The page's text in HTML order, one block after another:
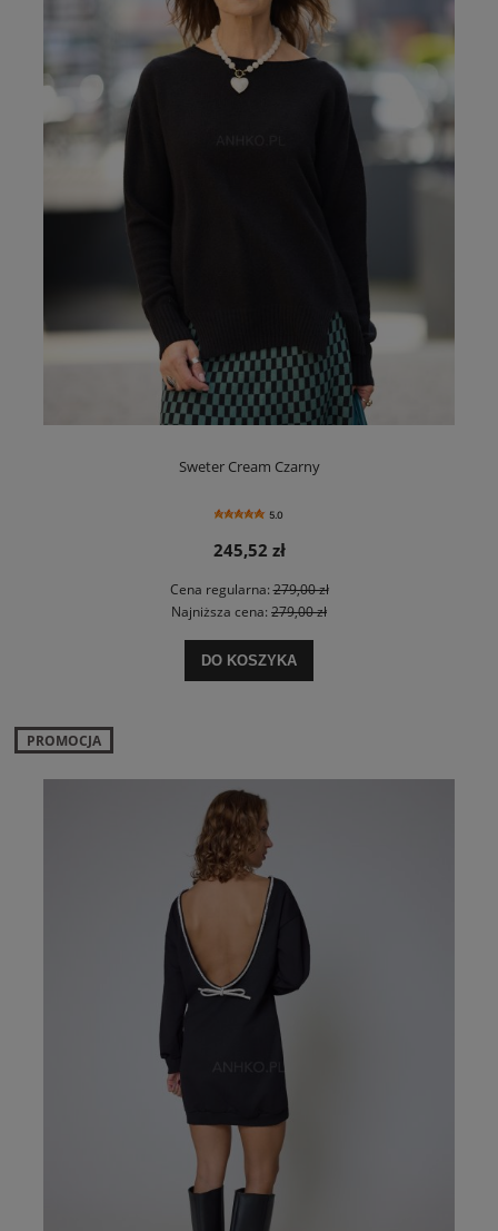
Sweter Cream Czarny
5.0
245,52 zł
Cena regularna:279,00 zł
Najniższa cena: 279,00 zł
DO KOSZYKA
PROMOCJA